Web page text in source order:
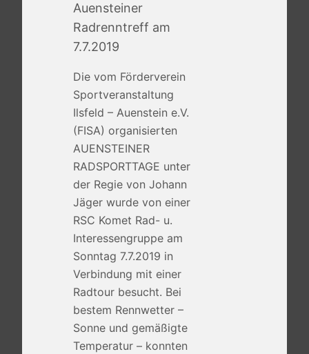
Auensteiner
Radrenntreff am
7.7.2019
Die vom Förderverein
Sportveranstaltung
Ilsfeld – Auenstein e.V.
(FISA) organisierten
AUENSTEINER
RADSPORTTAGE unter
der Regie von Johann
Jäger wurde von einer
RSC Komet Rad- u.
Interessengruppe am
Sonntag 7.7.2019 in
Verbindung mit einer
Radtour besucht. Bei
bestem Rennwetter –
Sonne und gemäßigte
Temperatur – konnten